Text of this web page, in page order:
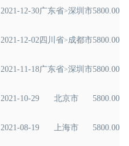
2021-12-30广东省>深圳市5800.00
2021-12-02四川省>成都市5800.00
2021-11-18广东省>深圳市5800.00
2021-10-29 北京市 5800.00
2021-08-19 上海市 5800.00